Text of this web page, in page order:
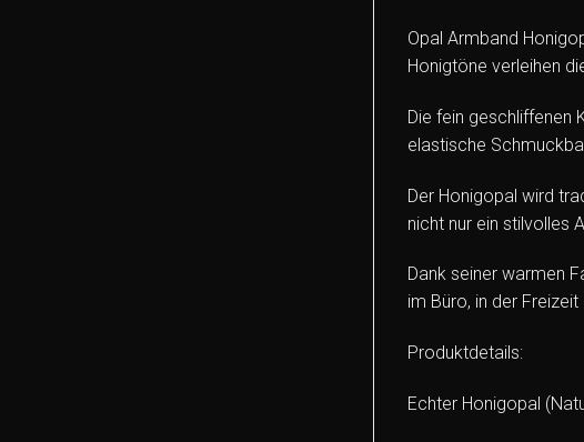
Opal Armband
Honigtöne verleihen
Die fein geschliffenen
elastische
Der Honigopal wird
nicht nur ein stilvolles
Dank seiner warmen
im Büro, in der
Produktdetails:
Echter Honigopal